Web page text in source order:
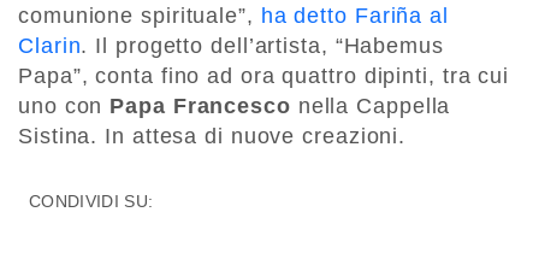
comunione spirituale”, ha detto Fariña al
Clarin. Il progetto dell’artista, “Habemus
Papa”, conta fino ad ora quattro dipinti, tra cui
uno con Papa Francesco nella Cappella
Sistina. In attesa di nuove creazioni.
CONDIVIDI SU: